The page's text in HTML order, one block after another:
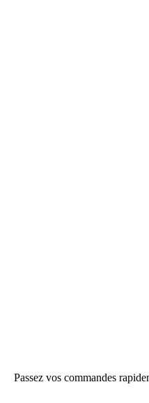
Passez vos commandes